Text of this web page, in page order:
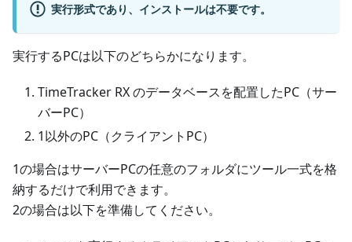
実行形式であり、インストールは不要です。
実行するPCは以下のどちらかになります。
TimeTracker RX のデータベースを配置したPC（サー
バーPC）
1以外のPC（クライアントPC）
1の場合はサーバーPCの任意のフォルダにツール一式を格
納するだけで利用できます。
2の場合は以下を準備してください。